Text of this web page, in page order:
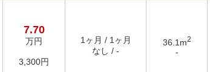
7.70
万円
3,300円
1ヶ月 / 1ヶ月
なし / -
36.1m2
-